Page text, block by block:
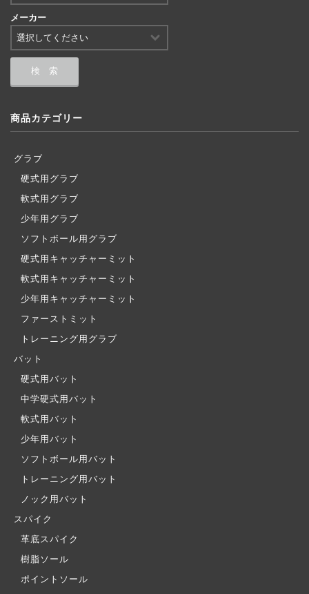
メーカー
商品カテゴリー
グラブ
硬式用グラブ
軟式用グラブ
少年用グラブ
ソフトボール用グラブ
硬式用キャッチャーミット
軟式用キャッチャーミット
少年用キャッチャーミット
ファーストミット
トレーニング用グラブ
バット
硬式用バット
中学硬式用バット
軟式用バット
少年用バット
ソフトボール用バット
トレーニング用バット
ノック用バット
スパイク
革底スパイク
樹脂ソール
ポイントソール